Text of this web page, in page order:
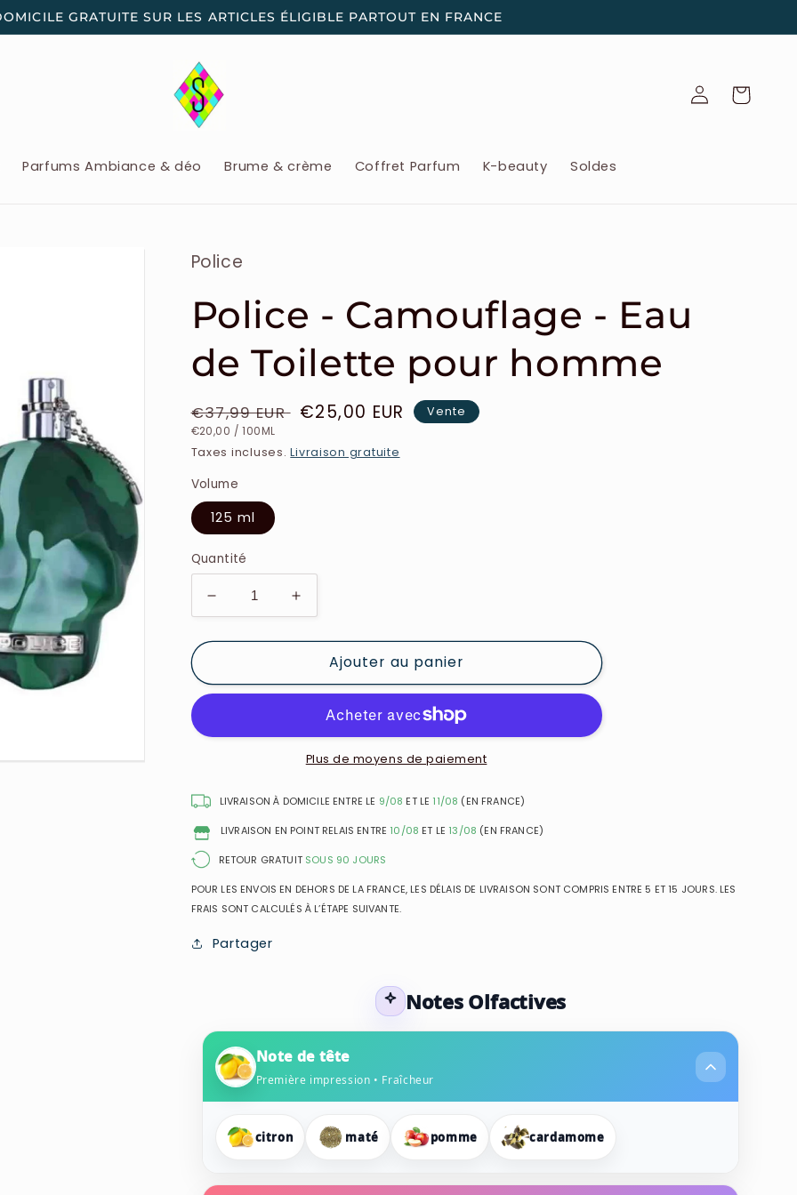
GRATUITE SUR LES ARTICLES ÉLIGIBLE PARTOUT EN FRANCE
Parfums Ambiance & déo Brume & crème Coffret Parfum K-beauty Soldes
ConnexionPanier
Police
Police - Camouflage - Eau
de Toilette pour homme
Prix
habituel
€37,99 EUR
Prix
€25,00 EUR
PRIX
€20,00 / PAR
100ML
Vente
Taxes incluses.Livraison gratuite
Volume
125 ml
Quantité
Réduire
la
quantité
Police
-
Toilette
homme
Augmenter
la
quantité
Police
Camouflage
-
Eau
Toilette
homme
Ajouter au panier
Plus de moyens de paiement
LIVRAISON À DOMICILE ENTRE LE 9/08 ET LE 11/08 (EN FRANCE)
LIVRAISON EN POINT RELAIS ENTRE 10/08 ET LE 13/08 (EN FRANCE)
RETOUR GRATUIT SOUS 90 JOURS
POUR LES ENVOIS EN DEHORS DE LA FRANCE, LES DÉLAIS DE LIVRAISON SONT COMPRIS ENTRE 5 ET 15 JOURS. LES
FRAIS SONT CALCULÉS À L’ÉTAPE SUIVANTE.
Partager
Notes Olfactives
Note de tête
Première impression • Fraîcheur
citron maté pomme cardamome